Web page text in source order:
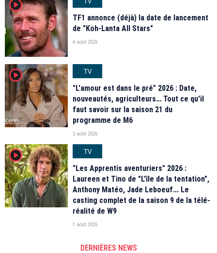
player2
TF1 annonce (déjà) la date de lancement
de "Koh-Lanta All Stars"
4 août 2026
player2
TV
"L'amour est dans le pré" 2026 : Date,
nouveautés, agriculteurs… Tout ce qu'il
faut savoir sur la saison 21 du
programme de M6
2 août 2026
player2
TV
"Les Apprentis aventuriers" 2026 :
Laureen et Tino de "L'île de la tentation",
Anthony Matéo, Jade Leboeuf... Le
casting complet de la saison 9 de la télé-
réalité de W9
1 août 2026
DERNIÈRES NEWS